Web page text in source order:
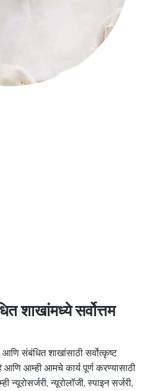
शाखांमध्ये सर्वोत्तम
आणि संबंधित शाखांसाठी सर्वोत्कृष्ट
आम्ही आमचे कार्य पूर्ण करण्यासाठी
न्यूरोलॉजी, स्पाइन सर्जरी,